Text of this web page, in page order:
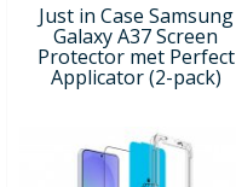
Just in Case Samsung
Galaxy A37 Screen
Protector met Perfect
Applicator (2-pack)